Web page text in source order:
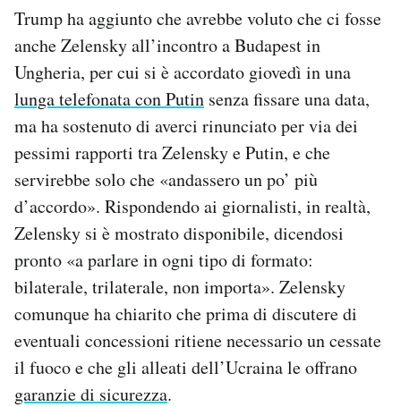
Trump ha aggiunto che avrebbe voluto che ci fosse
anche Zelensky all’incontro a Budapest in
Ungheria, per cui si è accordato giovedì in una
lunga telefonata con Putin senza fissare una data,
ma ha sostenuto di averci rinunciato per via dei
pessimi rapporti tra Zelensky e Putin, e che
servirebbe solo che «andassero un po’ più
d’accordo». Rispondendo ai giornalisti, in realtà,
Zelensky si è mostrato disponibile, dicendosi
pronto «a parlare in ogni tipo di formato:
bilaterale, trilaterale, non importa». Zelensky
comunque ha chiarito che prima di discutere di
eventuali concessioni ritiene necessario un cessate
il fuoco e che gli alleati dell’Ucraina le offrano
garanzie di sicurezza.